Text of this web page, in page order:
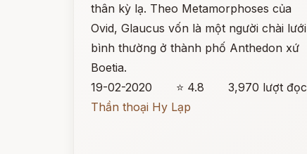
thân kỳ lạ. Theo Metamorphoses của
Ovid, Glaucus vốn là một người chài lưới
bình thường ở thành phố Anthedon xứ
Boetia.
19-02-2020
⭐ 4.8
3,970 lượt đọc
Thần thoại Hy Lạp